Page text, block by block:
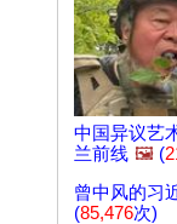
中国异议艺
兰前线 🖼️ (
曾中风的习
(85,476次)